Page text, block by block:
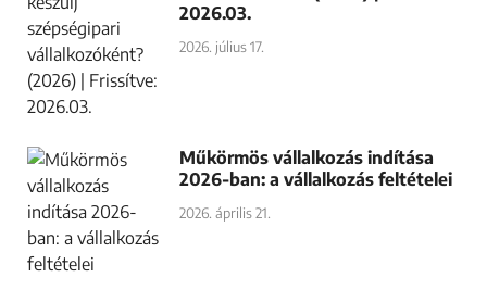
2026.03.
2026. július 17.
Műkörmös vállalkozás indítása
2026-ban: a vállalkozás feltételei
2026. április 21.